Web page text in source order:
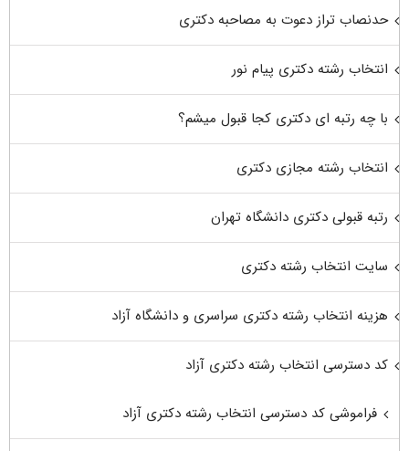
حدنصاب تراز دعوت به مصاحبه دکتری
انتخاب رشته دکتری پیام نور
با چه رتبه ای دکتری کجا قبول میشم؟
انتخاب رشته مجازی دکتری
رتبه قبولی دکتری دانشگاه تهران
سایت انتخاب رشته دکتری
هزینه انتخاب رشته دکتری سراسری و دانشگاه آزاد
کد دسترسی انتخاب رشته دکتری آزاد
فراموشی کد دسترسی انتخاب رشته دکتری آزاد